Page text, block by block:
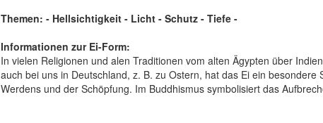
Themen: - Hellsichtigkeit - Licht - Schutz - Tiefe -
Informationen zur Ei-Form:
In vielen Religionen und alen Traditionen vom alten Ägypten über
auch bei uns in Deutschland, z. B. zu Ostern, hat das Ei ein
Werdens und der Schöpfung. Im Buddhismus symbolisiert das